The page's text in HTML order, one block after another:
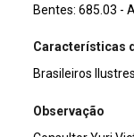
Bentes: 685.03 -
Características
Brasileiros
Observação